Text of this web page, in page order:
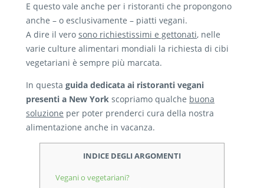
E questo vale anche per i ristoranti che propongono
anche – o esclusivamente – piatti vegani.
A dire il vero sono richiestissimi e gettonati, nelle
varie culture alimentari mondiali la richiesta di cibi
vegetariani è sempre più marcata.
In questa guida dedicata ai ristoranti vegani
presenti a New York scopriamo qualche buona
soluzione per poter prenderci cura della nostra
alimentazione anche in vacanza.
INDICE DEGLI ARGOMENTI
Vegani o vegetariani?